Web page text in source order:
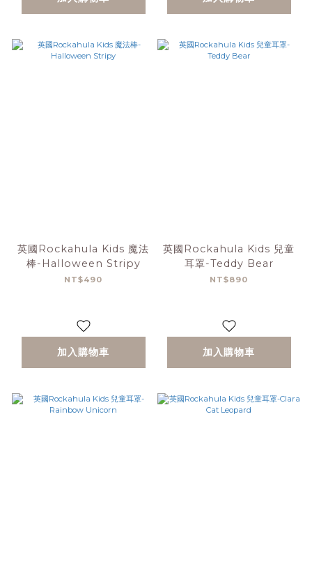
英國Rockahula Kids 魔法
棒-Halloween Stripy
NT$490
加入購物車
英國Rockahula Kids 兒童
耳罩-Teddy Bear
NT$890
加入購物車